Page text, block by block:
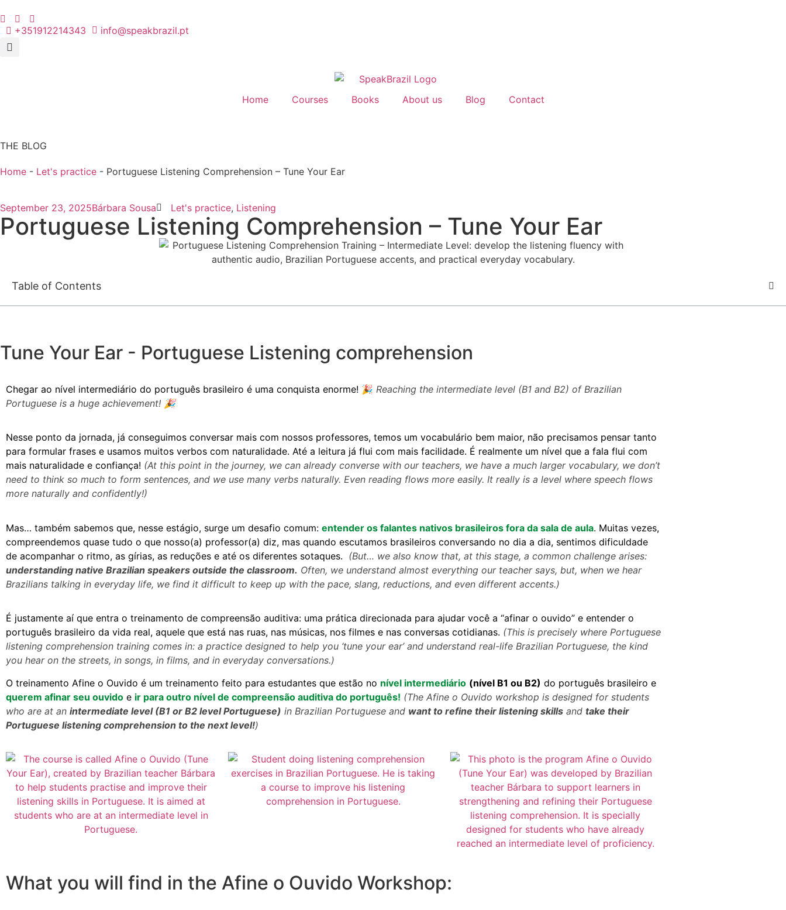
+351912214343 info@speakbrazil.pt
Home Courses Books About us Blog Contact
THE BLOG
Home - Let's practice - Portuguese Listening Comprehension – Tune Your Ear
September 23, 2025Bárbara Sousa Let's practice, Listening
Portuguese Listening Comprehension – Tune Your Ear
Table of Contents
Tune Your Ear - Portuguese Listening comprehension
Chegar ao nível intermediário do português brasileiro é uma conquista enorme! 🎉 Reaching the intermediate level (B1 and B2) of Brazilian
Portuguese is a huge achievement! 🎉
Nesse ponto da jornada, já conseguimos conversar mais com nossos professores, temos um vocabulário bem maior, não precisamos pensar tanto
para formular frases e usamos muitos verbos com naturalidade. Até a leitura já flui com mais facilidade. É realmente um nível que a fala flui com
mais naturalidade e confiança! (At this point in the journey, we can already converse with our teachers, we have a much larger vocabulary, we don’t
need to think so much to form sentences, and we use many verbs naturally. Even reading flows more easily. It really is a level where speech flows
more naturally and confidently!)
Mas… também sabemos que, nesse estágio, surge um desafio comum: entender os falantes nativos brasileiros fora da sala de aula. Muitas vezes,
compreendemos quase tudo o que nosso(a) professor(a) diz, mas quando escutamos brasileiros conversando no dia a dia, sentimos dificuldade
de acompanhar o ritmo, as gírias, as reduções e até os diferentes sotaques. (But… we also know that, at this stage, a common challenge arises:
understanding native Brazilian speakers outside the classroom. Often, we understand almost everything our teacher says, but, when we hear
Brazilians talking in everyday life, we find it difficult to keep up with the pace, slang, reductions, and even different accents.)
É justamente aí que entra o treinamento de compreensão auditiva: uma prática direcionada para ajudar você a “afinar o ouvido” e entender o
português brasileiro da vida real, aquele que está nas ruas, nas músicas, nos filmes e nas conversas cotidianas. (This is precisely where Portuguese
listening comprehension training comes in: a practice designed to help you ‘tune your ear’ and understand real-life Brazilian Portuguese, the kind
you hear on the streets, in songs, in films, and in everyday conversations.)
O treinamento Afine o Ouvido é um treinamento feito para estudantes que estão no nível intermediário (nível B1 ou B2) do português brasileiro e
querem afinar seu ouvido e ir para outro nível de compreensão auditiva do português! (The Afine o Ouvido workshop is designed for students
who are at an intermediate level (B1 or B2 level Portuguese) in Brazilian Portuguese and want to refine their listening skills and take their
Portuguese listening comprehension to the next level!)
What you will find in the Afine o Ouvido Workshop: